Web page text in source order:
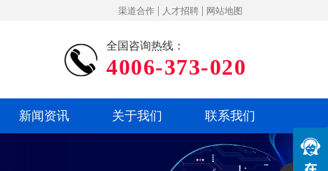
渠道合作 | 人才招聘 | 网站地图
全国咨询热线：
4006-373-020
新闻资讯 关于我们 联系我们